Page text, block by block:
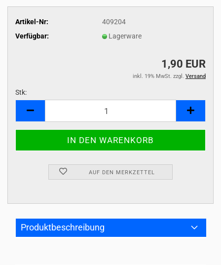
Artikel-Nr:
409204
Verfügbar:
Lagerware
1,90 EUR
inkl. 19% MwSt. zzgl. Versand
Stk:
AUF DEN MERKZETTEL
Produktbeschreibung